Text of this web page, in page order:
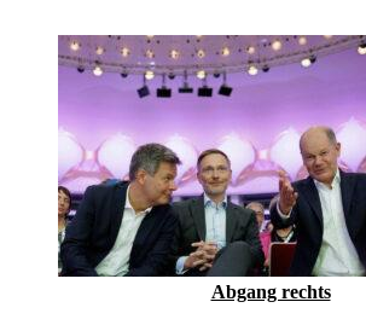
Abgang rechts